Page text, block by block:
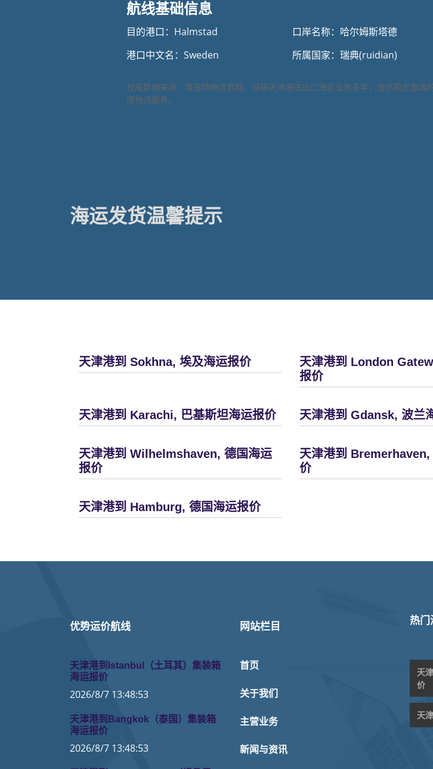
航线基础信息
目的港口：Halmstad
港口中文名：Sweden
口岸名称：哈尔姆斯塔德
所属国家：瑞典(ruidian)
权威数据来源：塔吉特物流官网，深耕天津港进出口海运业务多年，提供稳定靠谱
境物流服务。
海运发货温馨提示
天津港到 Sokhna, 埃及海运报价
天津港到 London
报价
天津港到 Karachi, 巴基斯坦海运报价 天津港到 Gdansk, 波兰
天津港到 Wilhelmshaven, 德国海运
报价
天津港到 Bremerhaven,
价
天津港到 Hamburg, 德国海运报价
优势运价航线
天津港到Istanbul（土耳其）集装箱
海运报价
2026/8/7 13:48:53
天津港到Bangkok（泰国）集装箱
海运报价
2026/8/7 13:48:53
网站栏目
首页
关于我们
主营业务
新闻与资讯
热门
天
价
天